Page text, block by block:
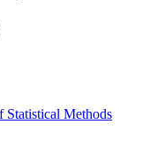
Methods